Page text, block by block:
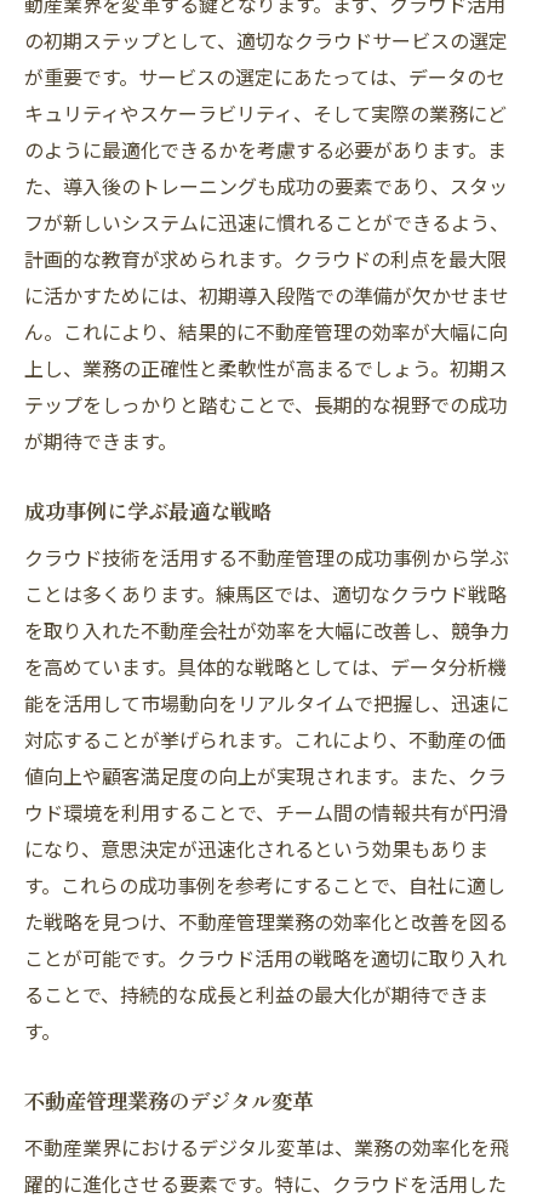
の初期ステップとして、適切なクラウドサービスの選定
が重要です。サービスの選定にあたっては、データのセ
キュリティやスケーラビリティ、そして実際の業務にど
のように最適化できるかを考慮する必要があります。ま
た、導入後のトレーニングも成功の要素であり、スタッ
フが新しいシステムに迅速に慣れることができるよう、
計画的な教育が求められます。クラウドの利点を最大限
に活かすためには、初期導入段階での準備が欠かせませ
ん。これにより、結果的に不動産管理の効率が大幅に向
上し、業務の正確性と柔軟性が高まるでしょう。初期ス
テップをしっかりと踏むことで、長期的な視野での成功
が期待できます。
成功事例に学ぶ最適な戦略
クラウド技術を活用する不動産管理の成功事例から学ぶ
ことは多くあります。練馬区では、適切なクラウド戦略
を取り入れた不動産会社が効率を大幅に改善し、競争力
を高めています。具体的な戦略としては、データ分析機
能を活用して市場動向をリアルタイムで把握し、迅速に
対応することが挙げられます。これにより、不動産の価
値向上や顧客満足度の向上が実現されます。また、クラ
ウド環境を利用することで、チーム間の情報共有が円滑
になり、意思決定が迅速化されるという効果もありま
す。これらの成功事例を参考にすることで、自社に適し
た戦略を見つけ、不動産管理業務の効率化と改善を図る
ことが可能です。クラウド活用の戦略を適切に取り入れ
ることで、持続的な成長と利益の最大化が期待できま
す。
不動産管理業務のデジタル変革
不動産業界におけるデジタル変革は、業務の効率化を飛
躍的に進化させる要素です。特に、クラウドを活用した